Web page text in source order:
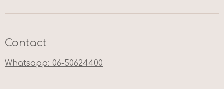
Contact
Whatsapp: 06-50624400